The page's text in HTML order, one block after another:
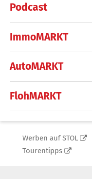
Podcast
ImmoMARKT
AutoMARKT
FlohMARKT
Werben auf STOL
Tourentipps